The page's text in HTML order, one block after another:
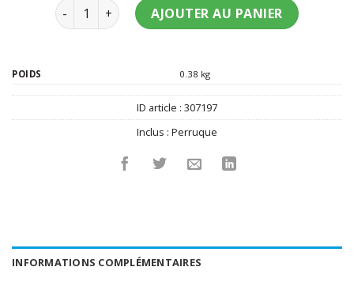
quantité de Perruque couettes rouge et blanc
AJOUTER AU PANIER
POIDS 0.38 kg
ID article : 307197
Inclus : Perruque
INFORMATIONS COMPLÉMENTAIRES